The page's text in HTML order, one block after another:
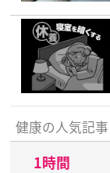
健康の人気記事
1時間